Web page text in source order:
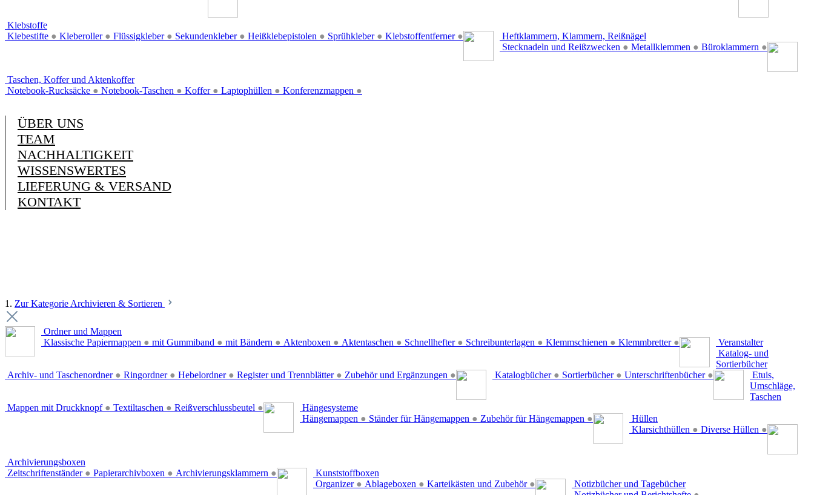
Klebstoffe
Klebestifte ● Kleberoller ● Flüssigkleber ● Sekundenkleber ● Heißklebepistolen ● Sprühkleber ● Klebstoffentferner ●
Heftklammern, Klammern, Reißnägel
Stecknadeln und Reißzwecken ● Metallklemmen ● Büroklammern ●
Taschen, Koffer und Aktenkoffer
Notebook-Rucksäcke ● Notebook-Taschen ● Koffer ● Laptophüllen ● Konferenzmappen ●
ÜBER UNS
TEAM
NACHHALTIGKEIT
WISSENSWERTES
LIEFERUNG & VERSAND
KONTAKT
1. Zur Kategorie Archivieren & Sortieren
Ordner und Mappen
Klassische Papiermappen ● mit Gummiband ● mit Bändern ● Aktenboxen ● Aktentaschen ● Schnellhefter ● Schreibunterlagen ● Klemmschienen ● Klemmbretter ● Veranstalter
Archiv- und Taschenordner ● Ringordner ● Hebelordner ● Register und Trennblätter ● Zubehör und Ergänzungen ●
Katalog- und
Sortierbücher
Katalogbücher ● Sortierbücher ● Unterschriftenbücher ●
Etuis,
Umschläge,
Taschen
Mappen mit Druckknopf ● Textiltaschen ● Reißverschlussbeutel ●
Hängesysteme
Hängemappen ● Ständer für Hängemappen ● Zubehör für Hängemappen ●
Hüllen
Klarsichthüllen ● Diverse Hüllen ●
Archivierungsboxen
Zeitschriftenständer ● Papierarchivboxen ● Archivierungsklammern ●
Kunststoffboxen
Organizer ● Ablageboxen ● Karteikästen und Zubehör ●
Notizbücher und Tagebücher